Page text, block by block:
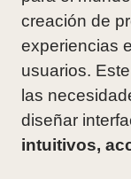
creación de
experiencias
usuarios.
las
diseñar
intuitivos,